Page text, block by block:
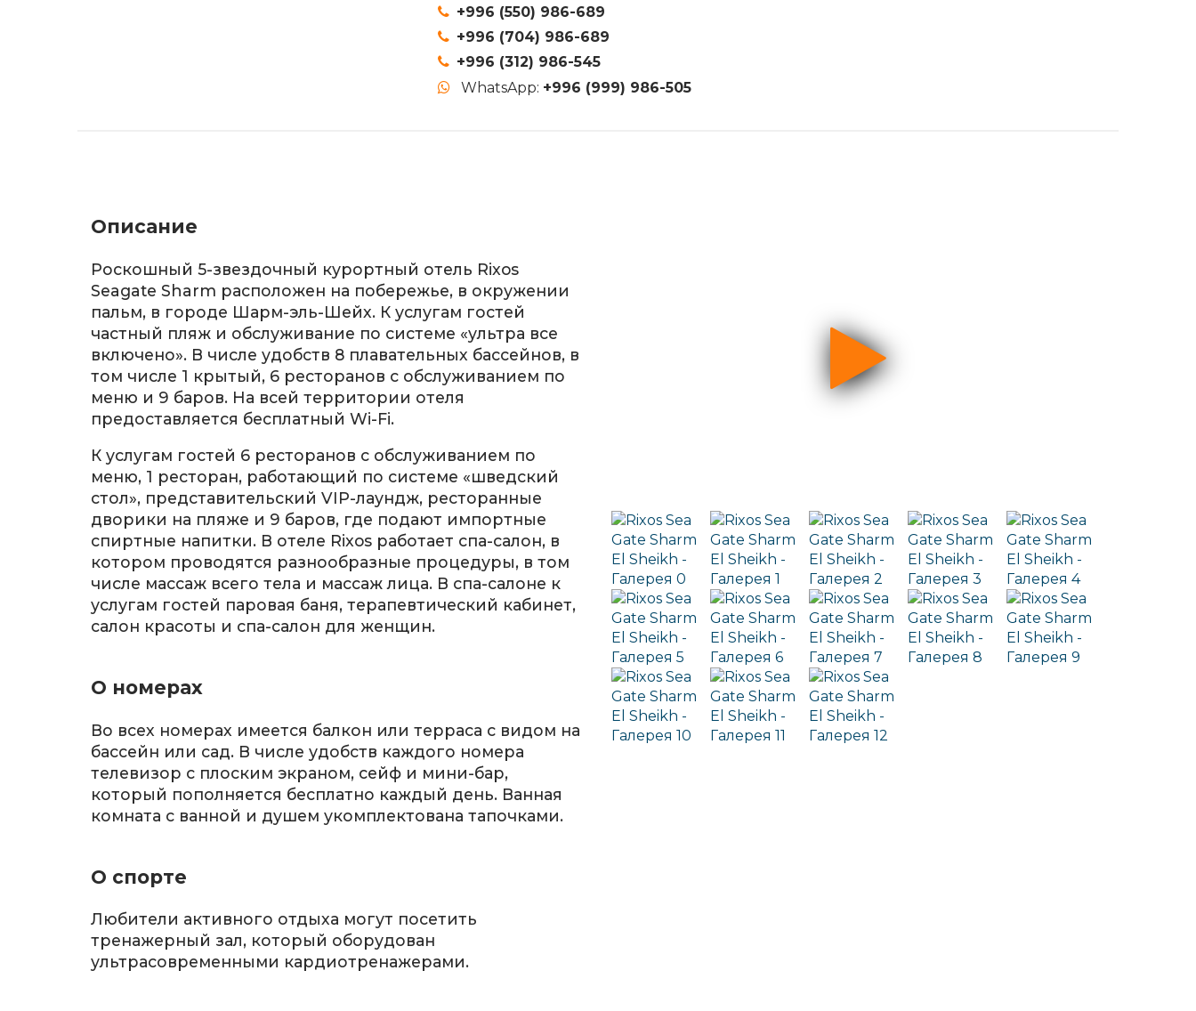
+996 (550) 986-689
+996 (704) 986-689
+996 (312) 986-545
WhatsApp: +996 (999) 986-505
Описание
Роскошный 5-звездочный курортный отель Rixos
Seagate Sharm расположен на побережье, в окружении
пальм, в городе Шарм-эль-Шейх. К услугам гостей
частный пляж и обслуживание по системе «ультра все
включено». В числе удобств 8 плавательных бассейнов, в
том числе 1 крытый, 6 ресторанов с обслуживанием по
меню и 9 баров. На всей территории отеля
предоставляется бесплатный Wi-Fi.
К услугам гостей 6 ресторанов с обслуживанием по
меню, 1 ресторан, работающий по системе «шведский
стол», представительский VIP-лаундж, ресторанные
дворики на пляже и 9 баров, где подают импортные
спиртные напитки. В отеле Rixos работает спа-салон, в
котором проводятся разнообразные процедуры, в том
числе массаж всего тела и массаж лица. В спа-салоне к
услугам гостей паровая баня, терапевтический кабинет,
салон красоты и спа-салон для женщин.
О номерах
Во всех номерах имеется балкон или терраса с видом на
бассейн или сад. В числе удобств каждого номера
телевизор с плоским экраном, сейф и мини-бар,
который пополняется бесплатно каждый день. Ванная
комната с ванной и душем укомплектована тапочками.
О спорте
Любители активного отдыха могут посетить
тренажерный зал, который оборудован
ультрасовременными кардиотренажерами.